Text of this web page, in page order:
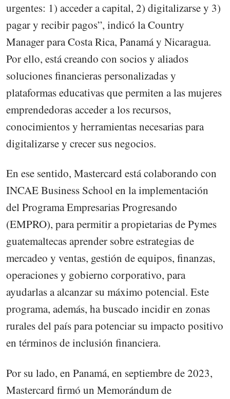
urgentes: 1) acceder a capital, 2) digitalizarse y 3)
pagar y recibir pagos”, indicó la Country
Manager para Costa Rica, Panamá y Nicaragua.
Por ello, está creando con socios y aliados
soluciones financieras personalizadas y
plataformas educativas que permiten a las mujeres
emprendedoras acceder a los recursos,
conocimientos y herramientas necesarias para
digitalizarse y crecer sus negocios.
En ese sentido, Mastercard está colaborando con
INCAE Business School en la implementación
del Programa Empresarias Progresando
(EMPRO), para permitir a propietarias de Pymes
guatemaltecas aprender sobre estrategias de
mercadeo y ventas, gestión de equipos, finanzas,
operaciones y gobierno corporativo, para
ayudarlas a alcanzar su máximo potencial. Este
programa, además, ha buscado incidir en zonas
rurales del país para potenciar su impacto positivo
en términos de inclusión financiera.
Por su lado, en Panamá, en septiembre de 2023,
Mastercard firmó un Memorándum de